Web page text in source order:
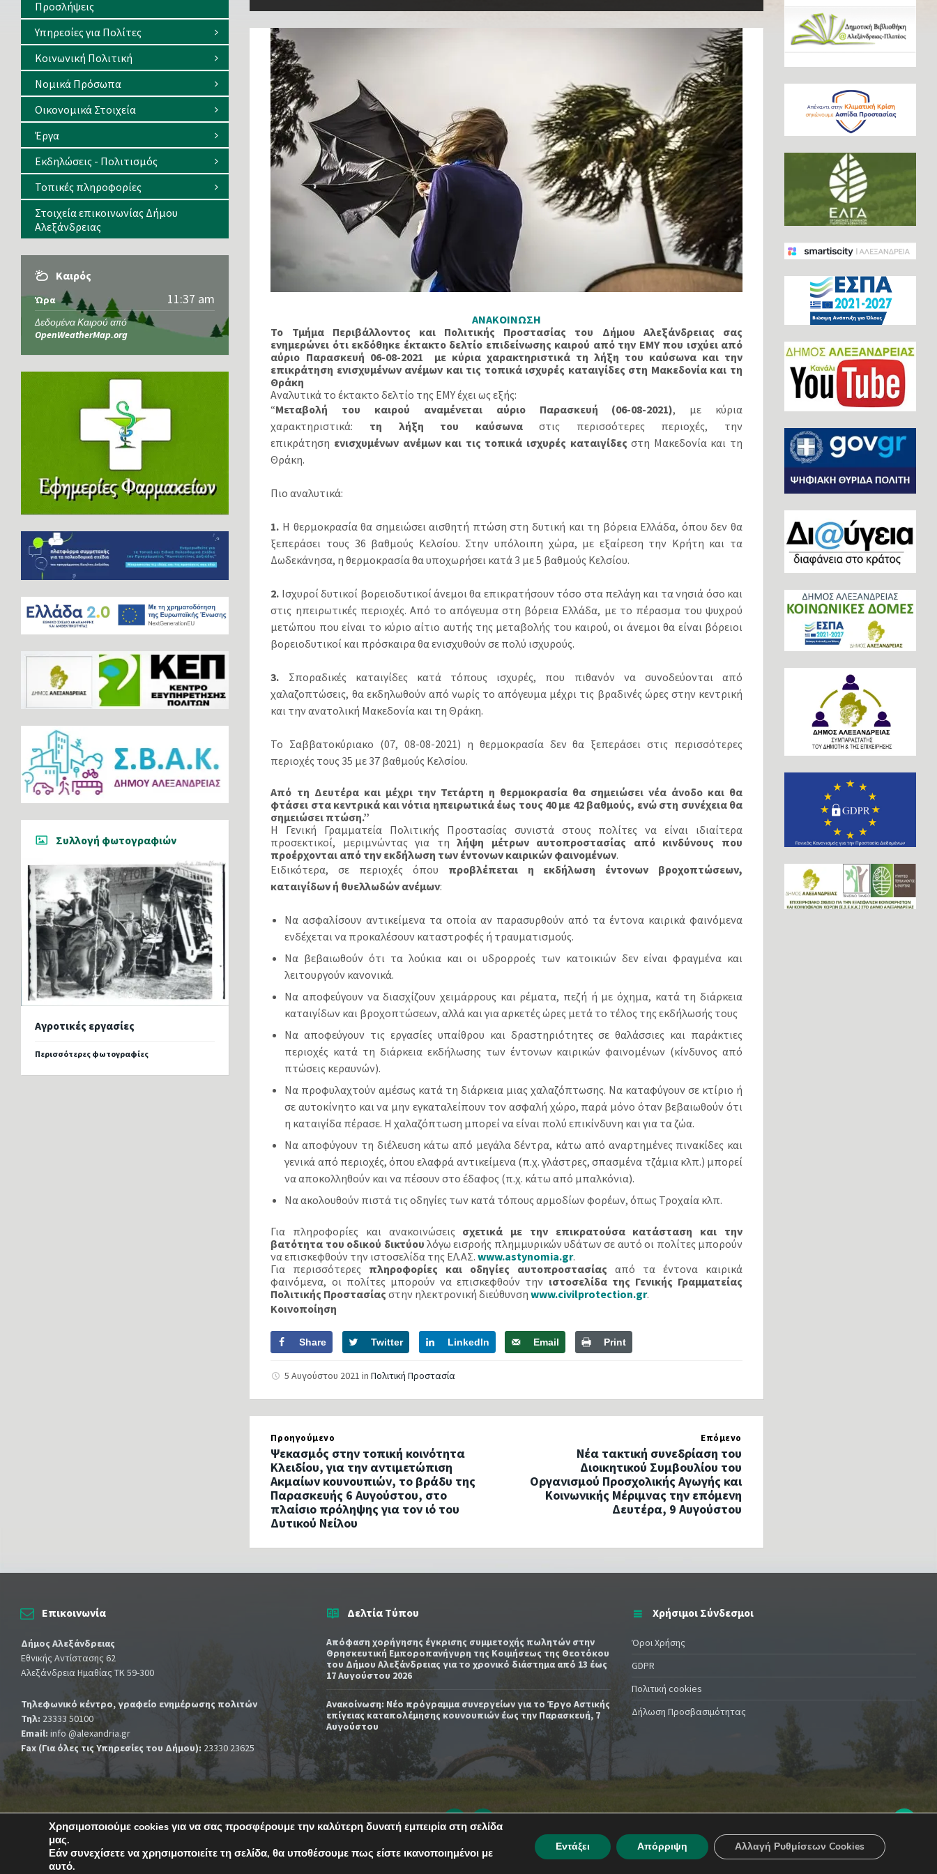
ΑΝΑΚΟΙΝΩΣΗ
Το Τμήμα Περιβάλλοντος και Πολιτικής Προστασίας του Δήμου Αλεξάνδρειας σας
ενημερώνει ότι εκδόθηκε έκτακτο δελτίο επιδείνωσης καιρού από την ΕΜΥ που ισχύει από
αύριο Παρασκευή 06-08-2021 με κύρια χαρακτηριστικά τη λήξη του καύσωνα και την
επικράτηση ενισχυμένων ανέμων και τις τοπικά ισχυρές καταιγίδες στη Μακεδονία και τη
Θράκη
Αναλυτικά το έκτακτο δελτίο της ΕΜΥ έχει ως εξής:
“Μεταβολή του καιρού αναμένεται αύριο Παρασκευή (06-08-2021), με κύρια
χαρακτηριστικά: τη λήξη του καύσωναστις περισσότερες περιοχές, την
επικράτηση ενισχυμένων ανέμων και τις τοπικά ισχυρές καταιγίδες στη Μακεδονία και τη
Θράκη.
Πιο αναλυτικά:
1. Η θερμοκρασία θα σημειώσει αισθητή πτώση στη δυτική και τη βόρεια Ελλάδα, όπου δεν θα
ξεπεράσει τους 36 βαθμούς Κελσίου. Στην υπόλοιπη χώρα, με εξαίρεση την Κρήτη και τα
Δωδεκάνησα, η θερμοκρασία θα υποχωρήσει κατά 3 με 5 βαθμούς Κελσίου.
2. Ισχυροί δυτικοί βορειοδυτικοί άνεμοι θα επικρατήσουν τόσο στα πελάγη και τα νησιά όσο και
στις ηπειρωτικές περιοχές. Από το απόγευμα στη βόρεια Ελλάδα, με το πέρασμα του ψυχρού
μετώπου που είναι το κύριο αίτιο αυτής της μεταβολής του καιρού, οι άνεμοι θα είναι βόρειοι
βορειοδυτικοί και πρόσκαιρα θα ενισχυθούν σε πολύ ισχυρούς.
3. Σποραδικές καταιγίδες κατά τόπους ισχυρές, που πιθανόν να συνοδεύονται από
χαλαζοπτώσεις, θα εκδηλωθούν από νωρίς το απόγευμα μέχρι τις βραδινές ώρες στην κεντρική
και την ανατολική Μακεδονία και τη Θράκη.
Το Σαββατοκύριακο (07, 08-08-2021) η θερμοκρασία δεν θα ξεπεράσει στις περισσότερες
περιοχές τους 35 με 37 βαθμούς Κελσίου.
Από τη Δευτέρα και μέχρι την Τετάρτη η θερμοκρασία θα σημειώσει νέα άνοδο και θα
φτάσει στα κεντρικά και νότια ηπειρωτικά έως τους 40 με 42 βαθμούς, ενώ στη συνέχεια θα
σημειώσει πτώση.”
Η Γενική Γραμματεία Πολιτικής Προστασίας συνιστά στους πολίτες να είναι ιδιαίτερα
προσεκτικοί, μεριμνώντας για τηλήψη μέτρων αυτοπροστασίας από κινδύνους που
προέρχονται από την εκδήλωση των έντονων καιρικών φαινομένων.
Ειδικότερα, σε περιοχές όπου προβλέπεται η εκδήλωση έντονων βροχοπτώσεων,
καταιγίδων ή θυελλωδών ανέμων:
Να ασφαλίσουν αντικείμενα τα οποία αν παρασυρθούν από τα έντονα καιρικά φαινόμενα
ενδέχεται να προκαλέσουν καταστροφές ή τραυματισμούς.
Να βεβαιωθούν ότι τα λούκια και οι υδρορροές των κατοικιών δεν είναι φραγμένα και
λειτουργούν κανονικά.
Να αποφεύγουν να διασχίζουν χειμάρρους και ρέματα, πεζή ή με όχημα, κατά τη διάρκεια
καταιγίδων και βροχοπτώσεων, αλλά και για αρκετές ώρες μετά το τέλος της εκδήλωσής τους
Να αποφεύγουν τις εργασίες υπαίθρου και δραστηριότητες σε θαλάσσιες και παράκτιες
περιοχές κατά τη διάρκεια εκδήλωσης των έντονων καιρικών φαινομένων (κίνδυνος από
πτώσεις κεραυνών).
Να προφυλαχτούν αμέσως κατά τη διάρκεια μιας χαλαζόπτωσης. Να καταφύγουν σε κτίριο ή
σε αυτοκίνητο και να μην εγκαταλείπουν τον ασφαλή χώρο, παρά μόνο όταν βεβαιωθούν ότι
η καταιγίδα πέρασε. Η χαλαζόπτωση μπορεί να είναι πολύ επικίνδυνη και για τα ζώα.
Να αποφύγουν τη διέλευση κάτω από μεγάλα δέντρα, κάτω από αναρτημένες πινακίδες και
γενικά από περιοχές, όπου ελαφρά αντικείμενα (π.χ. γλάστρες, σπασμένα τζάμια κλπ.) μπορεί
να αποκολληθούν και να πέσουν στο έδαφος (π.χ. κάτω από μπαλκόνια).
Να ακολουθούν πιστά τις οδηγίες των κατά τόπους αρμοδίων φορέων, όπως Τροχαία κλπ.
Για πληροφορίες και ανακοινώσεις σχετικά με την επικρατούσα κατάσταση και την
βατότητα του οδικού δικτύου λόγω εισροής πλημμυρικών υδάτων σε αυτό οι πολίτες μπορούν
να επισκεφθούν την ιστοσελίδα της ΕΛ.ΑΣ.www.astynomia.gr.
Για περισσότερες πληροφορίες και οδηγίες αυτοπροστασίας από τα έντονα καιρικά
φαινόμενα, οι πολίτες μπορούν να επισκεφθούν την ιστοσελίδα της Γενικής Γραμματείας
Πολιτικής Προστασίας στην ηλεκτρονική διεύθυνσηwww.civilprotection.gr.
Κοινοποίηση
Share Twitter LinkedIn Email Print
5 Αυγούστου 2021inΠολιτική Προστασία
Προηγούμενο
Ψεκασμός στην τοπική κοινότητα
Κλειδίου, για την αντιμετώπιση
Ακμαίων κουνουπιών, το βράδυ της
Παρασκευής 6 Αυγούστου, στο
πλαίσιο πρόληψης για τον ιό του
Δυτικού Νείλου
Επόμενο
Νέα τακτική συνεδρίαση του
Διοικητικού Συμβουλίου του
Οργανισμού Προσχολικής Αγωγής και
Κοινωνικής Μέριμνας την επόμενη
Δευτέρα, 9 Αυγούστου
Προσλήψεις
Υπηρεσίες για Πολίτες
Κοινωνική Πολιτική
Νομικά Πρόσωπα
Οικονομικά Στοιχεία
Έργα
Εκδηλώσεις - Πολιτισμός
Τοπικές πληροφορίες
Στοιχεία επικοινωνίας Δήμου
Αλεξάνδρειας
Καιρός
Ώρα 11:37 am
Δεδομένα Καιρού από
OpenWeatherMap.org
Συλλογή φωτογραφιών
Αγροτικές εργασίες
Περισσότερες φωτογραφίες
Επικοινωνία
Δήμος Αλεξάνδρειας
Εθνικής Αντίστασης 62
Αλεξάνδρεια Ημαθίας ΤΚ 59-300
Τηλεφωνικό κέντρο, γραφείο ενημέρωσης πολιτών
Τηλ: 23333 50100
Email: info @alexandria.gr
Fax (Για όλες τις Υπηρεσίες του Δήμου): 23330 23625
Δελτία Τύπου
Απόφαση χορήγησης έγκρισης συμμετοχής πωλητών στην
Θρησκευτική Εμποροπανήγυρη της Κοιμήσεως της Θεοτόκου
του Δήμου Αλεξάνδρειας για το χρονικό διάστημα από 13 έως
17 Αυγούστου 2026
Ανακοίνωση: Νέο πρόγραμμα συνεργείων για το Έργο Αστικής
επίγειας καταπολέμησης κουνουπιών έως την Παρασκευή, 7
Αυγούστου
Χρήσιμοι Σύνδεσμοι
Όροι Χρήσης
GDPR
Πολιτική cookies
Δήλωση Προσβασιμότητας
Email
url
YouTube
url
© 2025 Δήμος Αλεξάνδρειας | Powered by
Χρησιμοποιούμε cookies για να σας προσφέρουμε την καλύτερη δυνατή εμπειρία στη σελίδα
μας.
Εάν συνεχίσετε να χρησιμοποιείτε τη σελίδα, θα υποθέσουμε πως είστε ικανοποιημένοι με
αυτό.
Εντάξει Απόρριψη Αλλαγή Ρυθμίσεων Cookies